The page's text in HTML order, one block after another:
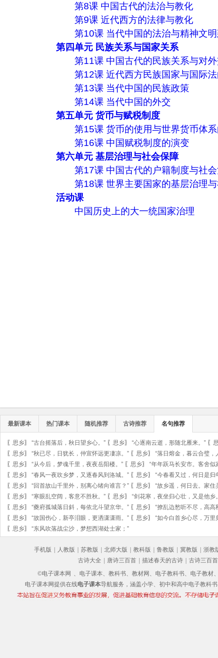
第8课 中国古代的法治与教化
第9课 近代西方的法律与教化
第10课 当代中国的法治与精神文
第四单元 民族关系与国家关系
第11课 中国古代的民族关系与对
第12课 近代西方民族国家与国际
第13课 当代中国的民族政策
第14课 当代中国的外交
第五单元 货币与赋税制度
第15课 货币的使用与世界货币体
第16课 中国赋税制度的演变
第六单元 基层治理与社会保障
第17课 中国古代的户籍制度与社
第18课 世界主要国家的基层治理
活动课
中国历史上的大一统国家治理
最新课本 热门课本 随机推荐 古诗推荐 名句推荐
〖 思乡〗 “古台摇落后，秋日望乡心。” 〖 思乡〗 “心逐南云逝，形随北雁来。” 〖
〖 思乡〗 “秋已尽，日犹长，仲宣怀远更凄凉。” 〖 思乡〗 “落日熔金，暮云合璧，
〖 思乡〗 “从今后，梦魂千里，夜夜岳阳楼。” 〖 思乡〗 “年年跃马长安市。客舍似
〖 思乡〗 “春风一夜吹乡梦，又逐春风到洛城。” 〖 思乡〗 “今春看又过，何日是归
〖 思乡〗 “回首故山千里外，别离心绪向谁言？” 〖 思乡〗 “故乡遥，何日去。家住
〖 思乡〗 “寒眼乱空阔，客意不胜秋。” 〖 思乡〗 “剑花寒，夜坐归心壮，又是他乡
〖 思乡〗 “夔府孤城落日斜，每依北斗望京华。” 〖 思乡〗 “撩乱边愁听不尽，高高
〖 思乡〗 “故国伤心，新亭泪眼，更洒潇潇雨。” 〖 思乡〗 “如今白首乡心尽，万里
〖 思乡〗 “东风吹落战尘沙，梦想西湖处士家；”
手机版 人教版 苏教版 北师大版 教科版 鲁教版 冀教版
浙教
古诗大全
唐诗三百首 描述春天的古诗
古诗三百首
©电子课本网 、电子课本、教科书、教材网、电子教科书、电子教材
电子课本网提供在线电子课本导航服务，涵盖小学、初中和高中电子教科